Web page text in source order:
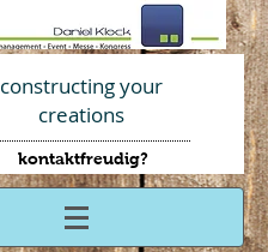
constructing your
creations
kontaktfreudig?
AGBs